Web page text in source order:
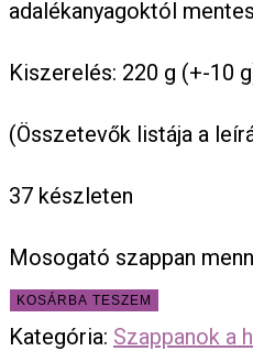
adalékanyagoktól
Kiszerelés: 220 g (+-10
(Összetevők listája a
37 készleten
Mosogató szappan
KOSÁRBA TESZEM
Kategória: Szappanok a